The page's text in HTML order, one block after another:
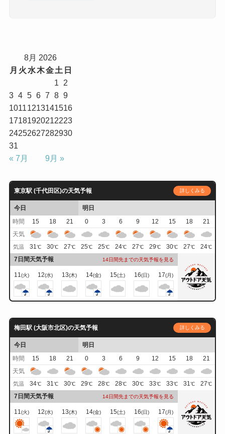
8月 2026
月 火 水木金土 日
1
2
3 4 5 6 7 8 9
10111213141516
17181920212223
24252627282930
31
« 7月
9月 »
東京駅 (千代田区)の天気予報 詳しくみる
今日
明日
時間
15 18 21 0 3 6 9 12 15 18
21
天気
気温 31℃ 30℃ 27℃ 25℃ 25℃ 24℃ 27℃ 29℃ 30℃ 27℃ 24℃
7日間天気予報 14日間先までの天気予報を見る
11(火) 12(水) 13(木) 14(金) 15(土) 16(日) 17(月)
梅田駅 (大阪市北区)の天気予報 詳しくみる
今日
明日
時間
15 18 21 0 3 6 9 12 15 18
21
天気
気温 34℃ 31℃ 30℃ 29℃ 28℃ 28℃ 30℃ 33℃ 33℃ 31℃ 27℃
7日間天気予報 14日間先までの天気予報を見る
11(火) 12(水) 13(木) 14(金) 15(土) 16(日) 17(月)